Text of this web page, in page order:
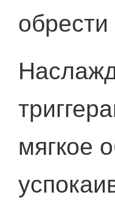
обрести
мягкое